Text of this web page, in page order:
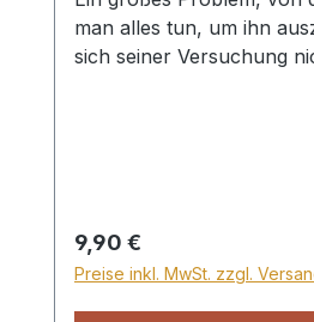
man alles tun, um ihn
sich seiner Versuchung
freuen, und die zu
Regulärer Preis:
9,90 €
Preise inkl. MwSt. zzgl.